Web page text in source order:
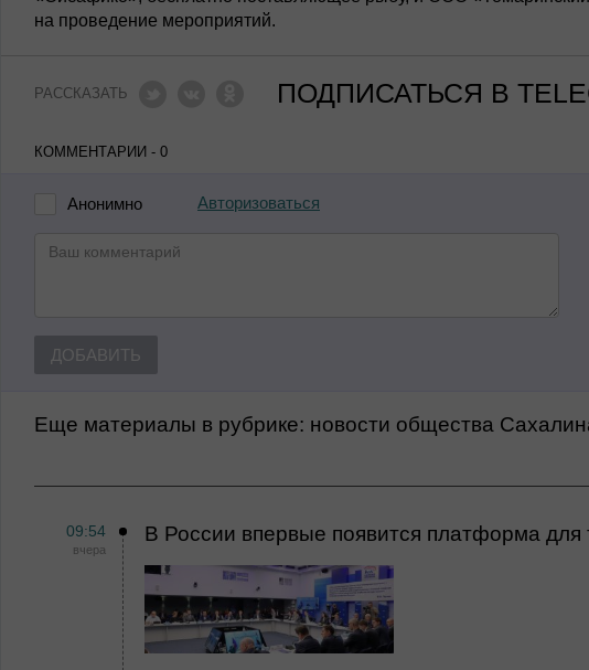
на проведение мероприятий.
РАССКАЗАТЬ ПОДПИСАТЬСЯ В
КОММЕНТАРИИ - 0
Анонимно Авторизоваться
ДОБАВИТЬ
Еще материалы в рубрике: Новости общества
09:54
вчера
В России впервые появится платформа